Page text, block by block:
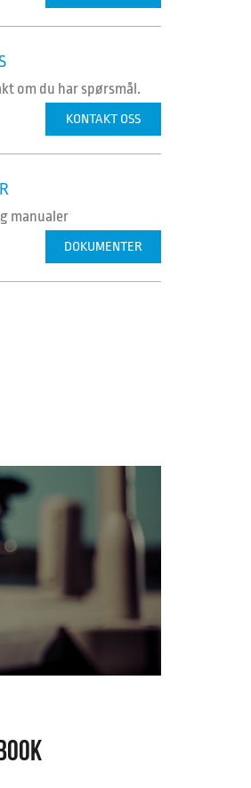
om du har spørsmål.
KONTAKT OSS
manualer
DOKUMENTER